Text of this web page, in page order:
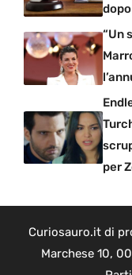
“Un
per
Curiosauro.it di
Marchese 10,